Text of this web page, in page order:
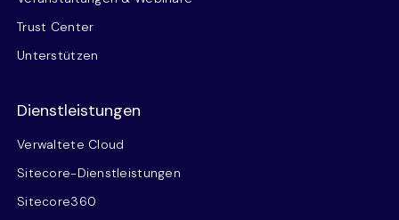
Trust Center
Unterstützen
Dienstleistungen
Verwaltete Cloud
Sitecore-Dienstleistungen
Sitecore360